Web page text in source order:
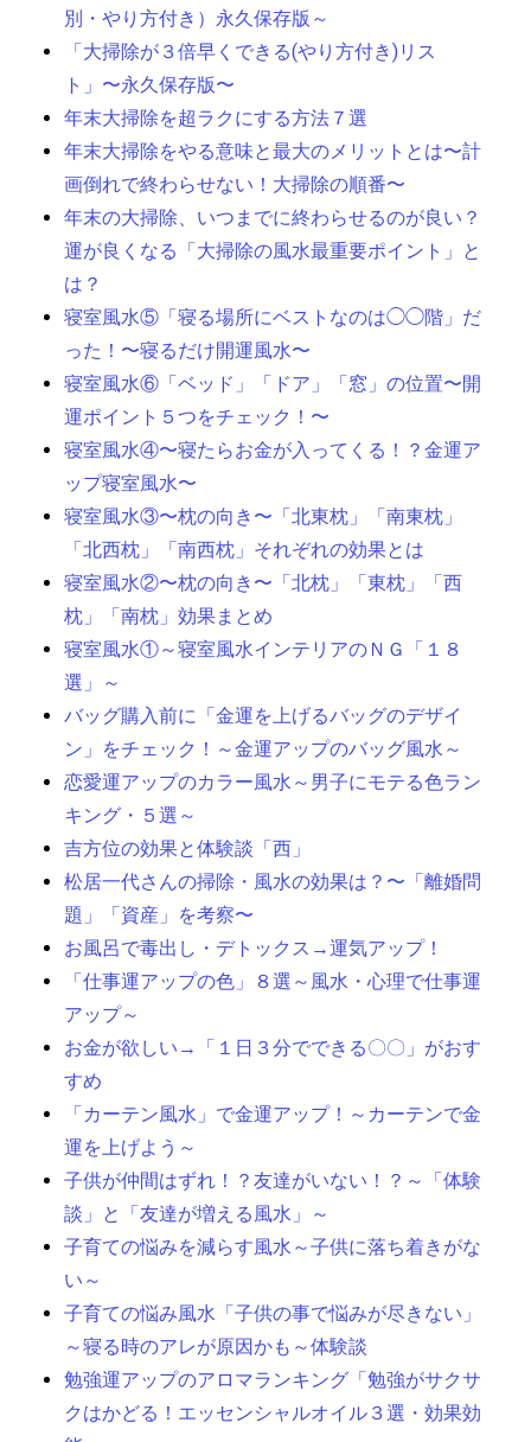
別・やり方付き）永久保存版～
「大掃除が３倍早くできる(やり方付き)リス
ト」〜永久保存版〜
年末大掃除を超ラクにする方法７選
年末大掃除をやる意味と最大のメリットとは〜計
画倒れで終わらせない！大掃除の順番〜
年末の大掃除、いつまでに終わらせるのが良い？
運が良くなる「大掃除の風水最重要ポイント」と
は？
寝室風水⑤「寝る場所にベストなのは◯◯階」だ
った！〜寝るだけ開運風水〜
寝室風水⑥「ベッド」「ドア」「窓」の位置〜開
運ポイント５つをチェック！〜
寝室風水④〜寝たらお金が入ってくる！？金運ア
ップ寝室風水〜
寝室風水③〜枕の向き〜「北東枕」「南東枕」
「北西枕」「南西枕」それぞれの効果とは
寝室風水②〜枕の向き〜「北枕」「東枕」「西
枕」「南枕」効果まとめ
寝室風水①～寝室風水インテリアのＮＧ「１８
選」～
バッグ購入前に「金運を上げるバッグのデザイ
ン」をチェック！～金運アップのバッグ風水～
恋愛運アップのカラー風水～男子にモテる色ラン
キング・５選～
吉方位の効果と体験談「西」
松居一代さんの掃除・風水の効果は？〜「離婚問
題」「資産」を考察〜
お風呂で毒出し・デトックス→運気アップ！
「仕事運アップの色」８選～風水・心理で仕事運
アップ～
お金が欲しい→「１日３分でできる〇〇」がおす
すめ
「カーテン風水」で金運アップ！～カーテンで金
運を上げよう～
子供が仲間はずれ！？友達がいない！？～「体験
談」と「友達が増える風水」～
子育ての悩みを減らす風水～子供に落ち着きがな
い～
子育ての悩み風水「子供の事で悩みが尽きない」
～寝る時のアレが原因かも～体験談
勉強運アップのアロマランキング「勉強がサクサ
クはかどる！エッセンシャルオイル３選・効果効